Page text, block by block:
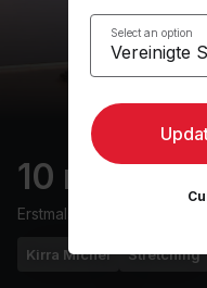
10 min
Erstmals ausgestrahlt am
Kirra Michel Stretching
Select an option